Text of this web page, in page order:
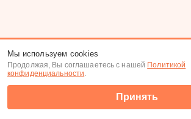
Мы используем cookies
Продолжая, Вы соглашаетесь с нашей Политикой
конфиденциальности.
Принять